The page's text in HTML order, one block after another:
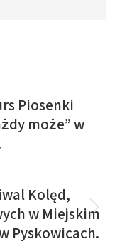
Piosenki
może” w
Kolęd,
w Miejskim
Pyskowicach.